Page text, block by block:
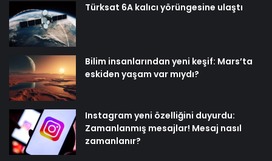
Türksat 6A kalıcı yörüngesine ulaştı
Bilim insanlarından yeni keşif: Mars’ta
eskiden yaşam var mıydı?
Instagram yeni özelliğini duyurdu:
Zamanlanmış mesajlar! Mesaj nasıl
zamanlanır?